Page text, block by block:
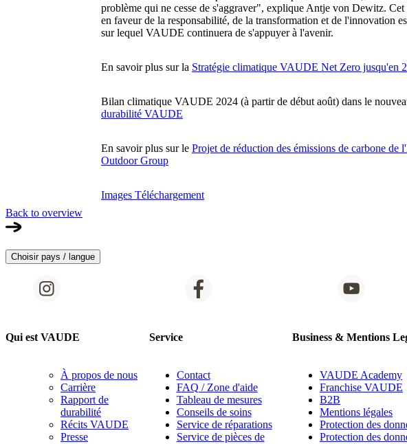
problème qui ne cesse de s'aggraver", explique Antje von Dewitz. Cet
en faveur de la responsabilité, de la transformation et de l'innovation
sur lequel VAUDE continuera de s'appuyer à l'avenir.
En savoir plus sur la Stratégie climatique VAUDE Net Zero jusqu'en
Bilan climatique VAUDE 2024 (à partir de début août) dans le
durabilité VAUDE
En savoir plus sur le Projet de réduction des émissions de carbone de
Outdoor Group
Images Téléchargement
Back to overview
Choisir pays / langue
Qui est VAUDE
À propos de nous
Carrière
Rapport de
durabilité
Récits VAUDE
Presse
Service
Contact
FAQ / Zone d'aide
Tableau de mesures
Conseils de soins
Service de réparations
Service de pièces de
Business & Mentions
VAUDE Academy
Franchise VAUDE
B2B
Mentions légales
Protection des
Protection des